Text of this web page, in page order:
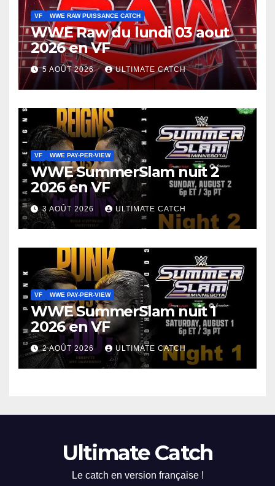
VF WWE RAW PUISSANCE CATCH
WWE Raw du lundi 03 aout
2026 en VF
5 AOÛT 2026 ULTIMATE CATCH
VF WWE PAY-PER-VIEW
WWE SummerSlam nuit 2
2026 en VF
3 AOÛT 2026 ULTIMATE CATCH
VF WWE PAY-PER-VIEW
WWE SummerSlam nuit 1
2026 en VF
2 AOÛT 2026 ULTIMATE CATCH
Ultimate Catch
Le catch en version française !